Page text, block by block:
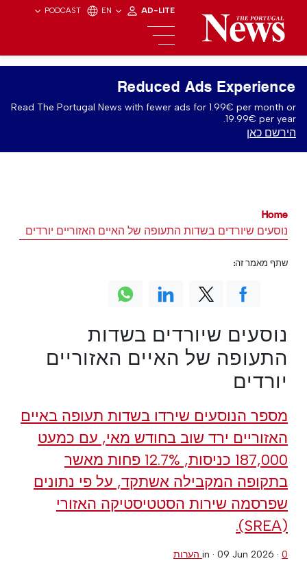
PODCAST EN AD-LITE
Reduced Ads Experience
Read The Portugal News with fewer ads for 1.99€ per month or
19.99€ per year.
הירשם כאן
Home
נוסעים שיורדים בשדות התעופה של האיים האזוריים יורדים
נוסעים שיורדים בשדות
התעופה של האיים האזוריים
יורדים
מספר הנוסעים שירדו בשדות תעופה באיים
האזוריים ירד שוב בחודש מאי, עם כמעט
187,000 כניסות, 12.7% פחות מאשר
בתקופה המקבילה אשתקד, על פי נתונים
שפרסמה שירות הסטטיסטיקה האזורי
(SREA).
in · 09 Jun 2026 · 0 הערות
שתף מאמר זה: